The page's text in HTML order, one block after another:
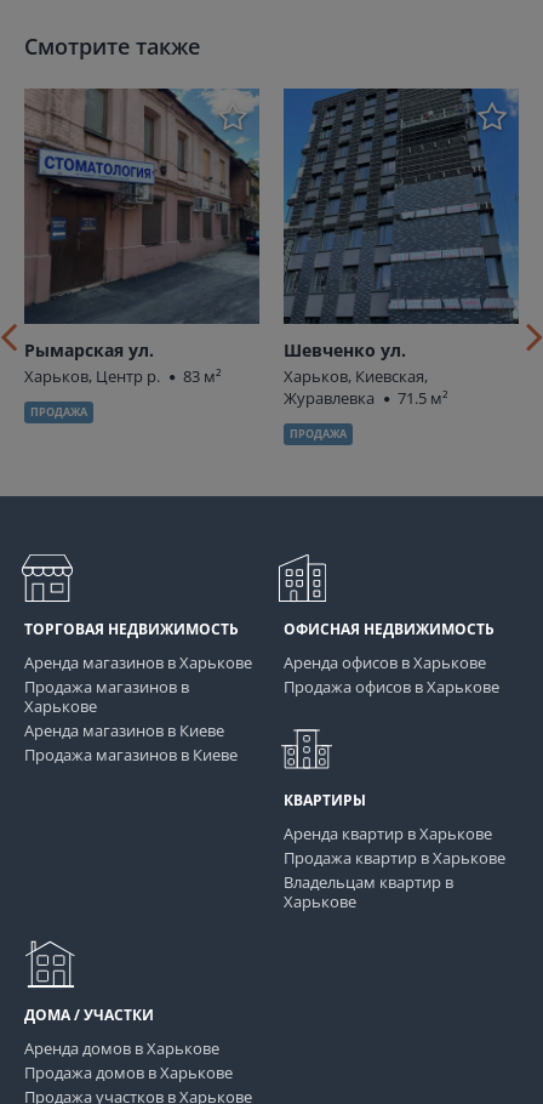
Смотрите также
Рымарская ул.
Харьков, Центр р. 83 м²
ПРОДАЖА
Шевченко ул.
Харьков, Киевская,
Журавлевка
71.5 м²
ПРОДАЖА
ТОРГОВАЯ НЕДВИЖИМОСТЬ
Аренда магазинов в Харькове
Продажа магазинов в
Харькове
Аренда магазинов в Киеве
Продажа магазинов в Киеве
ОФИСНАЯ НЕДВИЖИМОСТЬ
Аренда офисов в Харькове
Продажа офисов в Харькове
КВАРТИРЫ
Аренда квартир в Харькове
Продажа квартир в Харькове
Владельцам квартир в
Харькове
ДОМА / УЧАСТКИ
Аренда домов в Харькове
Продажа домов в Харькове
Продажа участков в Харькове